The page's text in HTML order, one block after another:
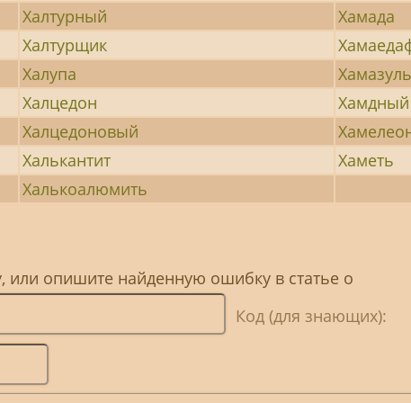
Халтурный
Хамада
Халтурщик
Халупа
Халцедон
Хамдный
Халцедоновый
Халькантит
Хаметь
Халькоалюмить
или опишите найденную ошибку в статье о
Код (для знающих):